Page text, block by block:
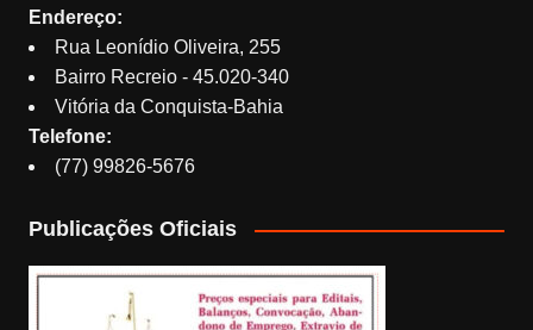
Endereço:
Rua Leonídio Oliveira, 255
Bairro Recreio - 45.020-340
Vitória da Conquista-Bahia
Telefone:
(77) 99826-5676
Publicações Oficiais